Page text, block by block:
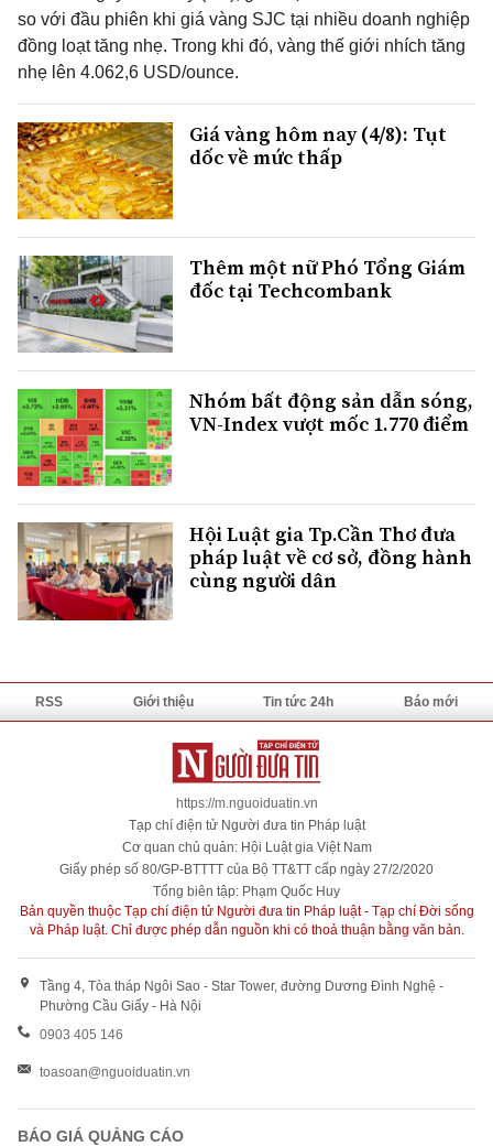
so với đầu phiên khi giá vàng SJC tại nhiều doanh nghiệp
đồng loạt tăng nhẹ. Trong khi đó, vàng thế giới nhích tăng
nhẹ lên 4.062,6 USD/ounce.
Giá vàng hôm nay (4/8): Tụt
dốc về mức thấp
Thêm một nữ Phó Tổng Giám
đốc tại Techcombank
Nhóm bất động sản dẫn sóng,
VN-Index vượt mốc 1.770 điểm
Hội Luật gia Tp.Cần Thơ đưa
pháp luật về cơ sở, đồng hành
cùng người dân
RSS Giới thiệu Tin tức 24h Báo mới
https://m.nguoiduatin.vn
Tạp chí điện tử Người đưa tin Pháp luật
Cơ quan chủ quản: Hội Luật gia Việt Nam
Giấy phép số 80/GP-BTTTT của Bộ TT&TT cấp ngày 27/2/2020
Tổng biên tập: Phạm Quốc Huy
Bản quyền thuộc Tạp chí điện tử Người đưa tin Pháp luật - Tạp chí Đời sống
và Pháp luật. Chỉ được phép dẫn nguồn khi có thoả thuận bằng văn bản.
Tầng 4, Tòa tháp Ngôi Sao - Star Tower, đường Dương Đình Nghệ -
Phường Cầu Giấy - Hà Nội
0903 405 146
toasoan@nguoiduatin.vn
BÁO GIÁ QUẢNG CÁO